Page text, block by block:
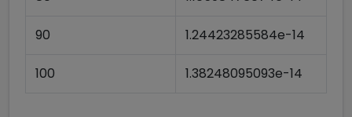
90 1.24423285584e-14
100 1.38248095093e-14